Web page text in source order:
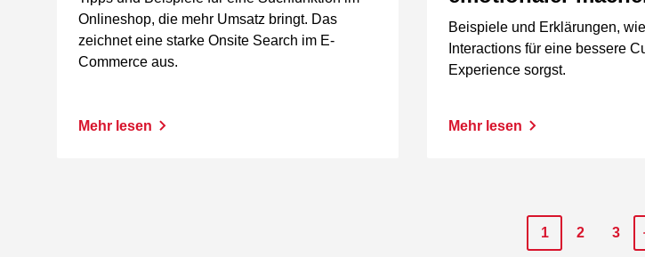
Onlineshop, die mehr Umsatz bringt. Das
zeichnet eine starke Onsite Search im E-
Commerce aus.
Mehr lesen
Beispiele und Erklärungen,
Interactions für eine bessere
Experience sorgst.
Mehr lesen
1 2 3